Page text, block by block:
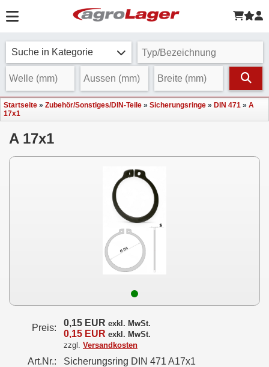
Suche in Kategorie
Startseite » Zubehör/Sonstiges/DIN-Teile » Sicherungsringe » DIN 471 » A
17x1
A 17x1
Preis: 0,15 EUR exkl. MwSt.
0,15 EUR exkl. MwSt.
zzgl. Versandkosten
Art.Nr.: Sicherungsring DIN 471 A17x1